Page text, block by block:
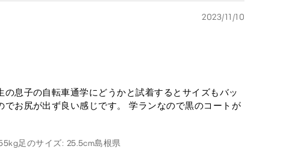
2023/11/10
息子の自転車通学にどうかと試着するとサイズもバッ
お尻が出ず良い感じです。 学ランなので黒のコートが
足のサイズ: 25.5cm島根県